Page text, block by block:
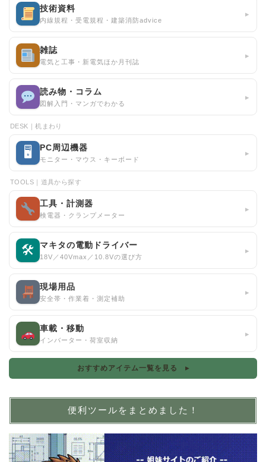
技術資料
内線規程・受電規程・建築消防advice
▸
雑誌
電気と工事・新電気ほか月刊誌
▸
読み物・コラム
図解入門・マンガでわかる
▸
DESK｜机まわり
🖥 PC周辺機器
モニター・マウス・キーボード
▸
TOOLS｜道具から探す
工具・計測器
検電器・クランプメーター
▸
🛠 マキタの電動ドライバー
18V／40Vmax／10.8Vの選び方
▸
現場用品
安全帯・作業着・測定補助
▸
車載・移動
インバーター・荷室収納
▸
おすすめアイテム一覧を見る ▸
便利ツールをまとめました！